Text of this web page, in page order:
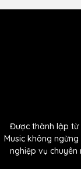
Các
màu
tiết
nên vẻ
Được thành lập từ
Music không
nghiệp vụ